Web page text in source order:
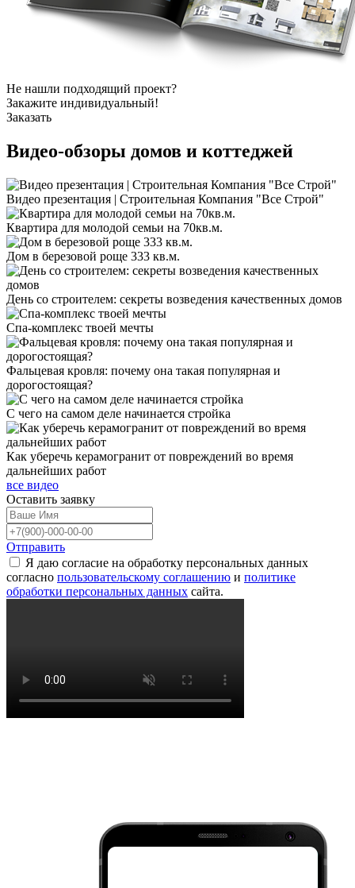
Не нашли подходящий проект?
Закажите индивидуальный!
Заказать
Видео-обзоры домов и коттеджей
Видео презентация | Строительная Компания "Все Строй"
Квартира для молодой семьи на 70кв.м.
Дом в березовой роще 333 кв.м.
День со строителем: секреты возведения качественных домов
Спа-комплекс твоей мечты
Фальцевая кровля: почему она такая популярная и
дорогостоящая?
С чего на самом деле начинается стройка
Как уберечь керамогранит от повреждений во время
дальнейших работ
все видео
Оставить заявку
Отправить
Я даю согласие на обработку персональных данных
согласно пользовательскому соглашению и политике
обработки персональных данных сайта.